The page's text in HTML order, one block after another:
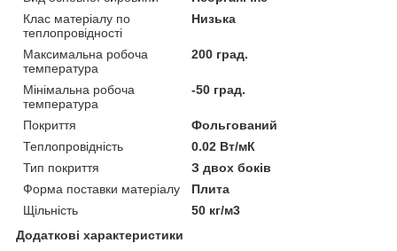
Клас матеріалу по
теплопровідності
Низька
Максимальна робоча
температура
200 град.
Мінімальна робоча
температура
-50 град.
Покриття
Фольгований
Теплопровідність
0.02 Вт/мК
Тип покриття
З двох боків
Форма поставки матеріалу
Плита
Щільність
50 кг/м3
Додаткові характеристики